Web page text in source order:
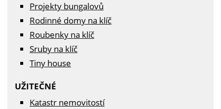
Projekty bungalovů
Rodinné domy na klíč
Roubenky na klíč
Sruby na klíč
Tiny house
UŽITEČNÉ
Katastr nemovitostí